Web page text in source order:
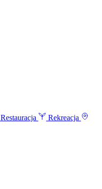
Restauracja
Rekreacja